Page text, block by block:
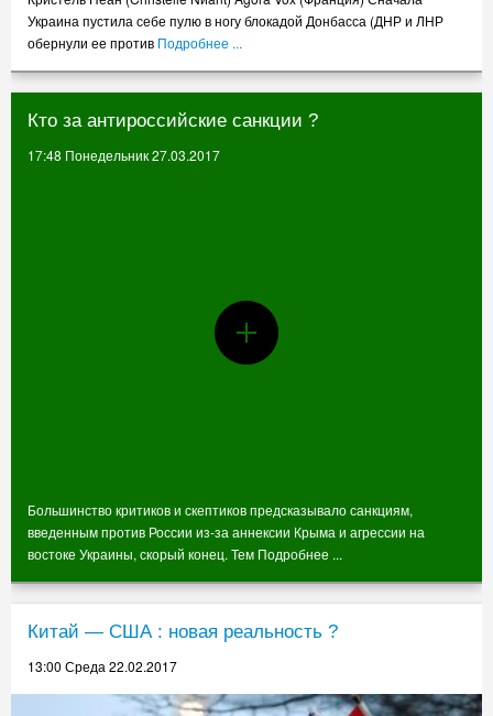
Украина пустила себе пулю в ногу блокадой Донбасса (ДНР и ЛНР
обернули ее против Подробнее ...
Кто за антироссийские санкции ?
17:48 Понедельник 27.03.2017
Большинство критиков и скептиков предсказывало санкциям,
введенным против России из-за аннексии Крыма и агрессии на
востоке Украины, скорый конец. Тем Подробнее ...
Китай — США : новая реальность ?
13:00 Среда 22.02.2017